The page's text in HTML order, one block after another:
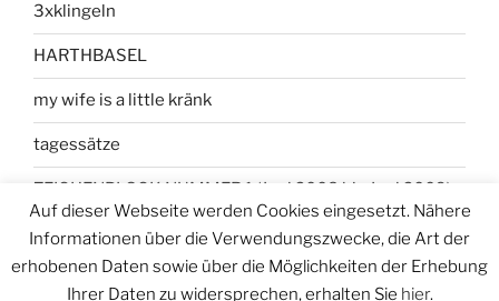
3xklingeln
HARTHBASEL
my wife is a little kränk
tagessätze
ZEICHENBLOCK NUMMER 1 (Juni 2008 bis Juni 2009)
Auf dieser Webseite werden Cookies eingesetzt. Nähere
Informationen über die Verwendungszwecke, die Art der
erhobenen Daten sowie über die Möglichkeiten der Erhebung
Ihrer Daten zu widersprechen, erhalten Sie hier.